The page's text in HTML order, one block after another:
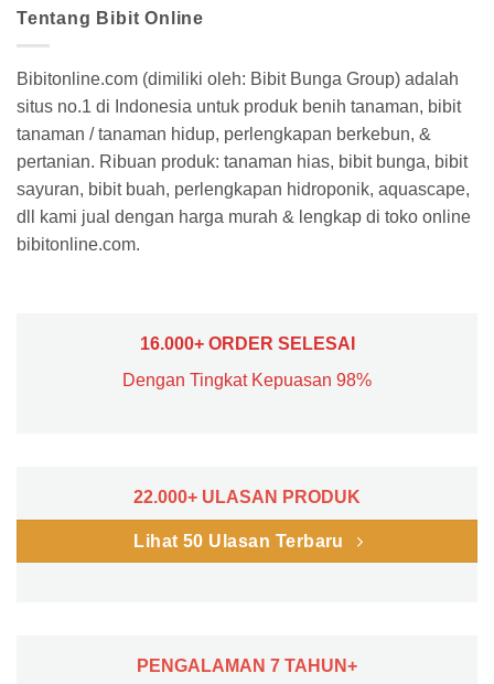
Tentang Bibit Online
Bibitonline.com (dimiliki oleh: Bibit Bunga Group) adalah
situs no.1 di Indonesia untuk produk benih tanaman, bibit
tanaman / tanaman hidup, perlengkapan berkebun, &
pertanian. Ribuan produk: tanaman hias, bibit bunga, bibit
sayuran, bibit buah, perlengkapan hidroponik, aquascape,
dll kami jual dengan harga murah & lengkap di toko online
bibitonline.com.
16.000+ ORDER SELESAI
Dengan Tingkat Kepuasan 98%
22.000+ ULASAN PRODUK
Lihat 50 Ulasan Terbaru
PENGALAMAN 7 TAHUN+